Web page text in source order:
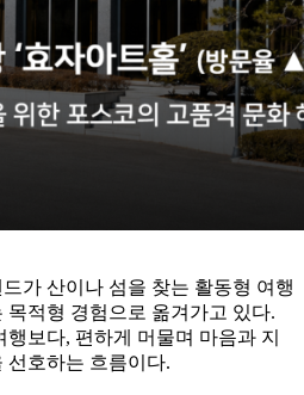
가 산이나 섬을 찾는 활동형 여행
목적형 경험으로 옮겨가고 있다.
보다, 편하게 머물며 마음과 지
선호하는 흐름이다.